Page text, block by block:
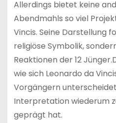
Allerdings bietet keine
Abendmahls so viel
Vincis. Seine Darstellung
religiöse Symbolik,
Reaktionen der 12
wie sich Leonardo da
Vorgängern
Interpretation wiederum
geprägt hat.